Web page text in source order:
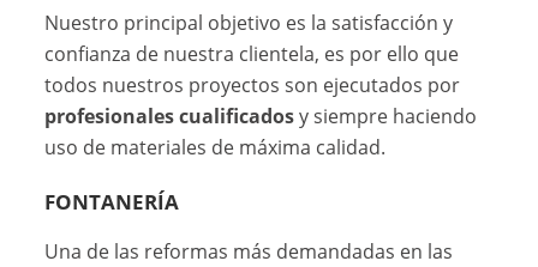
Nuestro principal objetivo es la satisfacción y
confianza de nuestra clientela, es por ello que
todos nuestros proyectos son ejecutados por
profesionales cualificadosy siempre haciendo
uso de materiales de máxima calidad.
FONTANERÍA
Una de las reformas más demandadas en las